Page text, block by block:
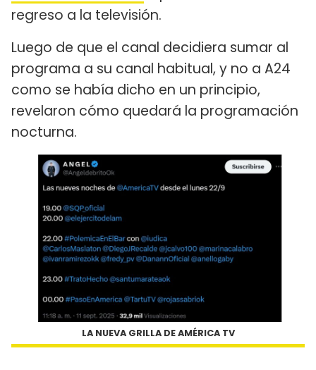
regreso a la televisión.
Luego de que el canal decidiera sumar al
programa a su canal habitual, y no a A24
como se había dicho en un principio,
revelaron cómo quedará la programación
nocturna.
LA NUEVA GRILLA DE AMÉRICA TV